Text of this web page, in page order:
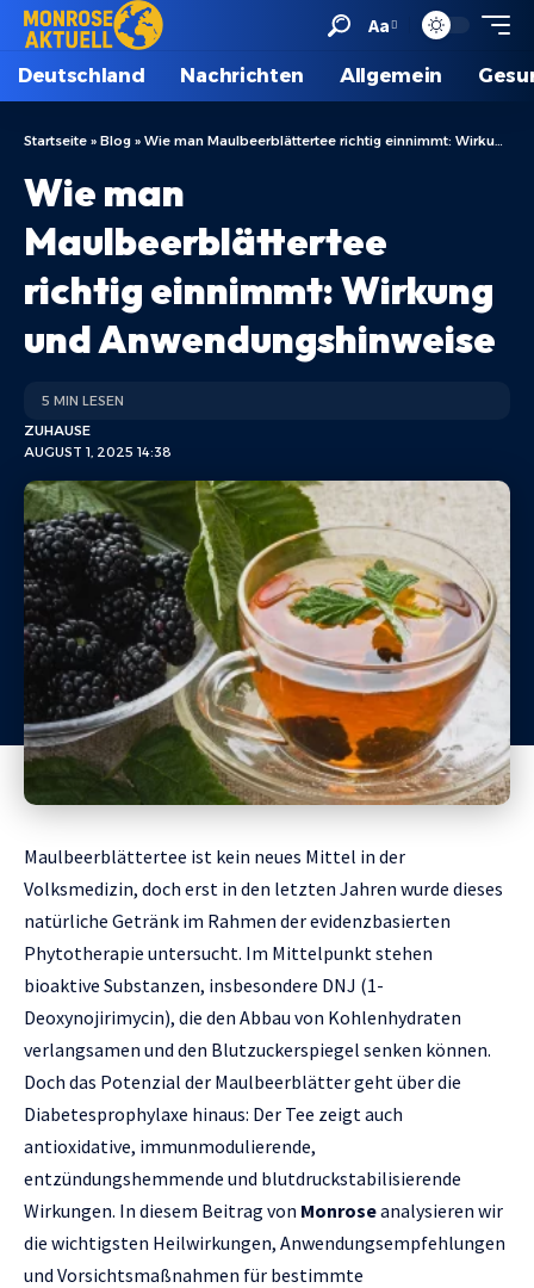
Aa
Deutschland Nachrichten Allgemein
Startseite » Blog » Wie man Maulbeerblättertee richtig einnimmt: Wirkung und Anwendungshinweise
Wie man
Maulbeerblättertee
richtig einnimmt: Wirkung
und Anwendungshinweise
AUGUST 1, 2025 14:38
ZUHAUSE
5 MIN LESEN
Maulbeerblättertee ist kein neues Mittel in der
Volksmedizin, doch erst in den letzten Jahren wurde dieses
natürliche Getränk im Rahmen der evidenzbasierten
Phytotherapie untersucht. Im Mittelpunkt stehen
bioaktive Substanzen, insbesondere DNJ (1-
Deoxynojirimycin), die den Abbau von Kohlenhydraten
verlangsamen und den Blutzuckerspiegel senken können.
Doch das Potenzial der Maulbeerblätter geht über die
Diabetesprophylaxe hinaus: Der Tee zeigt auch
antioxidative, immunmodulierende,
entzündungshemmende und blutdruckstabilisierende
Wirkungen. In diesem Beitrag von Monroseanalysieren wir
die wichtigsten Heilwirkungen, Anwendungsempfehlungen
und Vorsichtsmaßnahmen für bestimmte